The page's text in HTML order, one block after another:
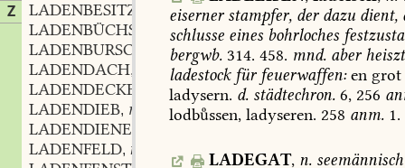
Z
LADENBESITZER
m.
LADENBÜCHSE
LADENBURSCHE
m.
LADENDACH,
LADENDECKEL
m.
LADENDIEB, m.
LADENDIENER
LADENFELD, n.
eisernerstampfer, derdazu dient,
schlusse eines bohrloches
bergwb. 314. 458. mnd. aberheiszt
ladestockfürfeuerwaffen:en grot
ladysern. d. städtechron. 6, 256
lodbssen, ladyseren. 258 anm. 1.
LADEGAT, n. seemännisch